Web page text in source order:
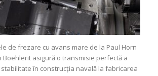
de frezare cu avans mare de la Paul Horn
Boehlerit asigură o transmisie perfectă a
în construcția navală la fabricarea